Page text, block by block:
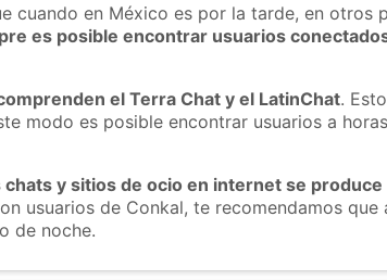
cuando en México es por la tarde, en otros
es posible encontrar usuarios
el Terra Chat y el LatinChat.
modo es posible encontrar usuarios a
chats y sitios de ocio en internet se
usuarios de Conkal, te recomendamos
de noche.